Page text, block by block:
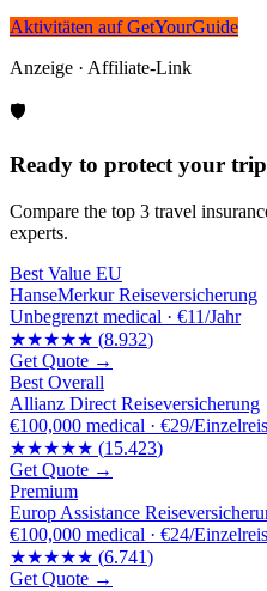
Aktivitäten auf GetYourGuide
Anzeige · Affiliate-Link
🛡️
Ready to protect your
Compare the top 3 travel
experts.
Best Value EU
HanseMerkur Reiseversicherung
Unbegrenzt medical · €11/Jahr
★★★★★ (8.932)
Get Quote →
Best Overall
Allianz Direct Reiseversicherung
€100,000 medical · €29/
★★★★★ (15.423)
Get Quote →
Premium
Europ Assistance
€100,000 medical · €24/
★★★★★ (6.741)
Get Quote →